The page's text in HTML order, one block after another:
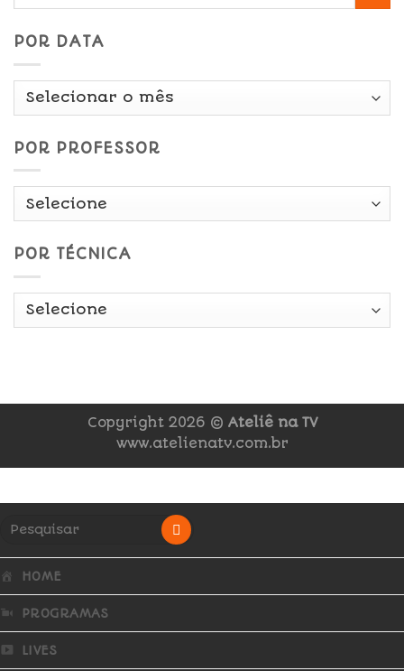
POR DATA
Por
POR PROFESSOR
POR TÉCNICA
Copyright 2026 © Ateliê na TV
www.atelienatv.com.br
HOME
PROGRAMAS
LIVES